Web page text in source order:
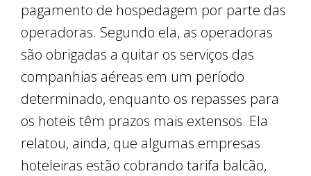
pagamento de hospedagem por parte das
operadoras. Segundo ela, as operadoras
são obrigadas a quitar os serviços das
companhias aéreas em um período
determinado, enquanto os repasses para
os hoteis têm prazos mais extensos. Ela
relatou, ainda, que algumas empresas
hoteleiras estão cobrando tarifa balcão,